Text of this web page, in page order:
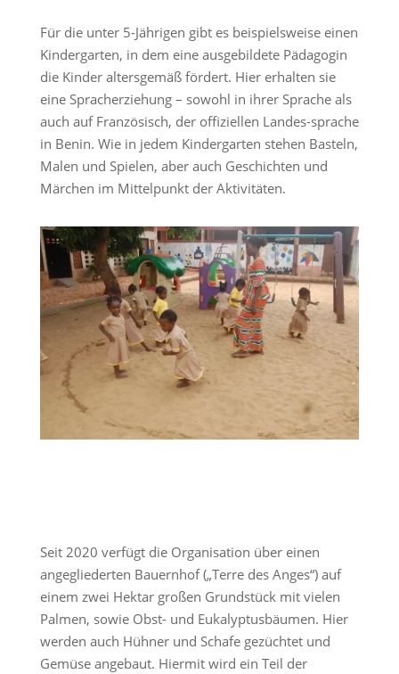
Für die unter 5-Jährigen gibt es beispielsweise einen
Kindergarten, in dem eine ausgebildete Pädagogin
die Kinder altersgemäß fördert. Hier erhalten sie
eine Spracherziehung – sowohl in ihrer Sprache als
auch auf Französisch, der offiziellen Landes-sprache
in Benin. Wie in jedem Kindergarten stehen Basteln,
Malen und Spielen, aber auch Geschichten und
Märchen im Mittelpunkt der Aktivitäten.
Seit 2020 verfügt die Organisation über einen
angegliederten Bauernhof („Terre des Anges“) auf
einem zwei Hektar großen Grundstück mit vielen
Palmen, sowie Obst- und Eukalyptusbäumen. Hier
werden auch Hühner und Schafe gezüchtet und
Gemüse angebaut. Hiermit wird ein Teil der